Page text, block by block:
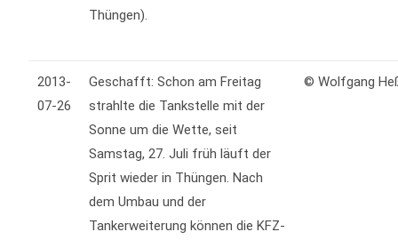
Thüngen).
2013-
07-26
Geschafft: Schon am Freitag
strahlte die Tankstelle mit der
Sonne um die Wette, seit
Samstag, 27. Juli früh läuft der
Sprit wieder in Thüngen. Nach
dem Umbau und der
Tankerweiterung können die KFZ-
© Wolfgang